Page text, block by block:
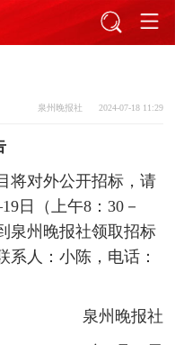
泉州晚报社 2024-07-18 11:29
将对外公开招标，请
日（上午8：30－
泉州晚报社领取招标
系人：小陈，电话：
泉州晚报社